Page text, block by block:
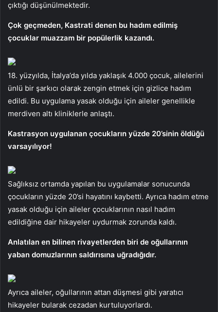
çıktığı düşünülmektedir.
Çok geçmeden, Kastrati denen bu hadım edilmiş
çocuklar muazzam bir popülerlik kazandı.
18. yüzyılda, İtalya’da yılda yaklaşık 4.000 çocuk, ailelerini
ünlü bir şarkıcı olarak zengin etmek için gizlice hadım
edildi. Bu uygulama yasak olduğu için aileler genellikle
merdiven altı kliniklerle anlaştı.
Kastrasyon uygulanan çocukların yüzde 20’sinin öldüğü
varsayılıyor!
Sağlıksız ortamda yapılan bu uygulamalar sonucunda
çocukların yüzde 20’si hayatını kaybetti. Ayrıca hadım etme
yasak olduğu için aileler çocuklarının nasıl hadım
edildiğine dair hikayeler uydurmak zorunda kaldı.
Anlatılan en bilinen rivayetlerden biri de oğullarının
yaban domuzlarının saldırısına uğradığıdır.
Ayrıca aileler, oğullarının attan düşmesi gibi yaratıcı
hikayeler bularak cezadan kurtuluyorlardı.